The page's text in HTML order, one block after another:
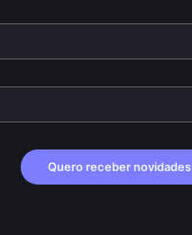
Quero receber novidades